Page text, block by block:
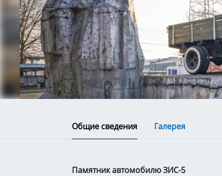
Общие сведения Галерея
Памятник автомобилю ЗИС-5